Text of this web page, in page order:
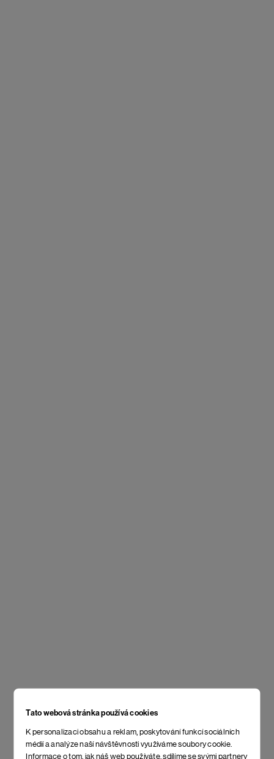
Tato webová stránka používá cookies
K personalizaci obsahu a reklam, poskytování funkcí sociálních
médií a analýze naší návštěvnosti využíváme soubory cookie.
Informace o tom, jak náš web používáte, sdílíme se svými partnery